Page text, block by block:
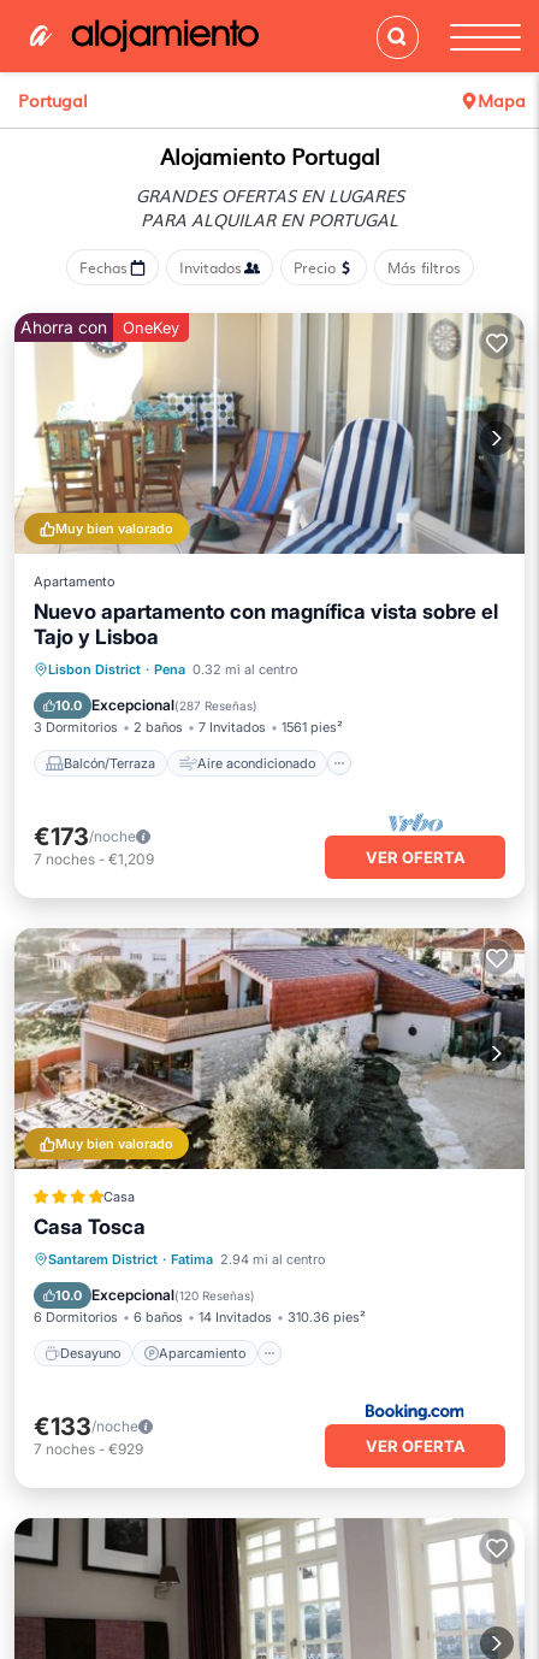
Portugal Mapa
Alojamiento Portugal
GRANDES OFERTAS EN LUGARES
PARA ALQUILAR EN PORTUGAL
Fechas Invitados Precio Más filtros
Muy bien valorado
Ahorra con OneKey
Apartamento
Nuevo apartamento con magnífica vista sobre el
Tajo y Lisboa
Lisbon District · Pena 0.32 mi al centro
10.0 Excepcional(287 Reseñas)
3 Dormitorios 2 baños 7 Invitados 1561 pies²
Balcón/Terraza Aire acondicionado
Balcón/Terraza
Aire acondicionado
Internet
Apto para niños
€173/noche
7 noches - €1,209 VER OFERTA
Muy bien valorado
Casa
Casa Tosca
Santarem District · Fatima 2.94 mi al centro
10.0 Excepcional(120 Reseñas)
6 Dormitorios 6 baños 14 Invitados 310.36 pies²
Desayuno Aparcamiento
Desayuno
Aparcamiento
Balcón/Terraza
€133/noche
7 noches - €929 VER OFERTA